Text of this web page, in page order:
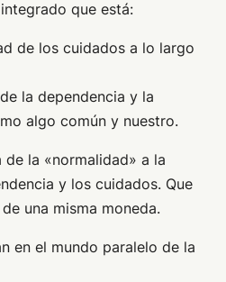
que está:
de los cuidados a lo largo
la dependencia y la
algo común y nuestro.
la «normalidad» a la
y los cuidados. Que
una misma moneda.
en el mundo paralelo de la